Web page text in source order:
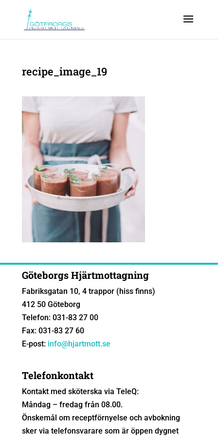
recipe_image_19
Göteborgs Hjärtmottagning
Fabriksgatan 10, 4 trappor (hiss finns)
412 50 Göteborg
Telefon: 031-83 27 00
Fax: 031-83 27 60
E-post: info@hjartmott.se
Telefonkontakt
Kontakt med sköterska via TeleQ:
Måndag – fredag från 08.00.
Önskemål om receptförnyelse och avbokning
sker via telefonsvarare som är öppen dygnet